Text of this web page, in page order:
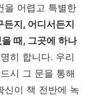
을 어렵고 특별한
든지, 어디서든지
때, 그곳에 하나
히 합니다. 우리
시 그 문을 통해
신이 책 전반에 녹